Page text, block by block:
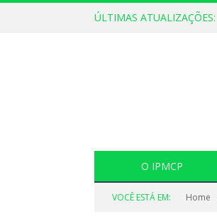
ÚLTIMAS ATUALIZAÇÕES:
O IPMCP
VOCÊ ESTÁ EM: Home